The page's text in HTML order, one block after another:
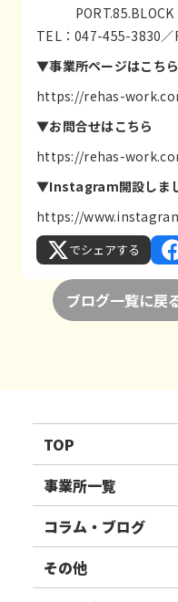
TEL：047-455-3830
▼事業所ページはこちら
https://rehas-
▼お問合せはこちら
https://rehas-
▼Instagram開設しま
https://
でシェアする
ブログ一覧に戻
TOP
リハスワーク
リハスファーム
事業所一覧
関東エリア
東北エリア
コラム・ブログ
事業所ブログ
その他